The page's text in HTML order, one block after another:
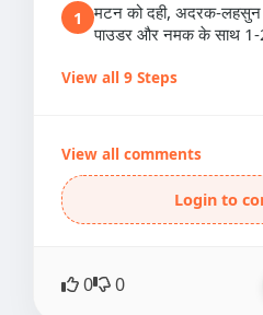
1
मटन को दही, अदरक-लहसुन
पाउडर और नमक के साथ
View all 9 Steps
View all comments
Login to
0 0